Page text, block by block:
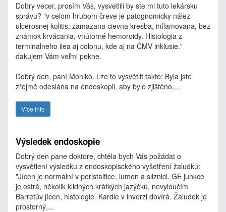
Dobry vecer, prosím Vás, vysvetlili by ste mi tuto lekársku
správu? "v celom hrubom čreve je patognomicky nález
ulcerosnej kolitis: zamazana cievna kresba, inflamovana, bez
známok krvácania, vnútorné hemoroidy. Histologia z
terminalneho ilea aj colonu, kde aj na CMV inklusie."
ďakujem Vám veľmi pekne.
Dobrý den, paní Moniko. Lze to vysvětlit takto: Byla jste
zřejmě odeslána na endoskopii, aby bylo zjištěno,...
Více info
Výsledek endoskopie
Dobrý den pane doktore, chtěla bych Vás požádat o
vysvětlení výsledku z endoskopisckého vyšetření žaludku:
"Jícen je normální v peristaltice, lumen a sliznici. GE junkce
je ostrá, několik klidných krátkých jazýčků, nevyloučím
Barretův jícen, histologie. Kardie v inverzi dovírá. Žaludek je
prostorný,...